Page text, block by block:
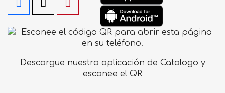
Descargue nuestra aplicación de Catalogo y
escanee el QR